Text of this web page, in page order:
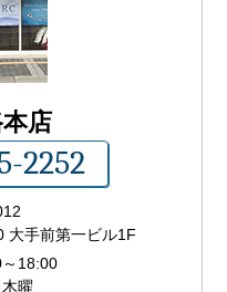
店
2252
大手前第一ビル1F
～ 18:00
曜